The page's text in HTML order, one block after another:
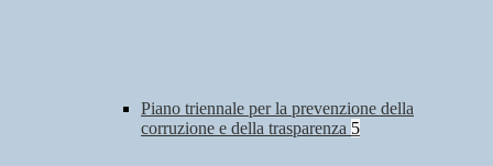
Piano triennale per la prevenzione della
corruzione e della trasparenza 5